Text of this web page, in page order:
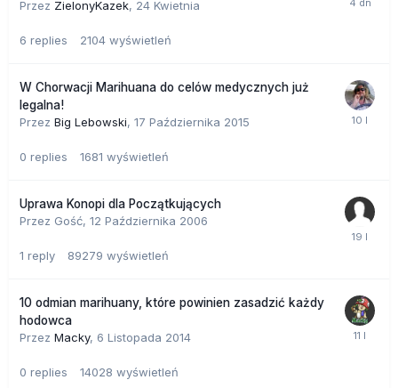
Jak wyjaśnia Gazmuri około 50 osób przychodzi co tydzień
na konsultacje. Gdy fundacja uzna, że marihuana może być
dostarcza jej wszystkie informacje niezbędne, do uprawy
tej rośliny, "Pomagamy stworzyć własną uprawę (uprawę
domową) i monitorujemy cały proces ", mówi prezes. W
pochodnych konopi, ale uprawa własna marihuany w
Przez ZielonyKazek, 24 Kwietnia
6 replies 2104 wyświetleń
W Chorwacji Marihuana do celów medycznych już
legalna!
Przez Big Lebowski, 17 Października 2015
0 replies 1681 wyświetleń
Uprawa Konopi dla Początkujących
Przez Gość, 12 Października 2006
1 reply 89279 wyświetleń
10 odmian marihuany, które powinien zasadzić każdy
hodowca
Przez Macky, 6 Listopada 2014
0 replies 14028 wyświetleń